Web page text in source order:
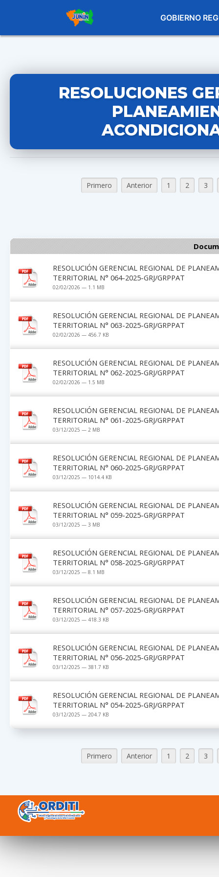
GOBIERNO
RESOLUCIONES
Primero Anterior 1 2 3
RESOLUCIÓN GERENCIAL REGIONAL DE
TERRITORIAL N° 064-2025-GRJ/GRPPAT
02/02/2026 — 1.1 MB
RESOLUCIÓN GERENCIAL REGIONAL DE
TERRITORIAL N° 063-2025-GRJ/GRPPAT
02/02/2026 — 456.7 KB
RESOLUCIÓN GERENCIAL REGIONAL DE
TERRITORIAL N° 062-2025-GRJ/GRPPAT
02/02/2026 — 1.5 MB
RESOLUCIÓN GERENCIAL REGIONAL DE
TERRITORIAL N° 061-2025-GRJ/GRPPAT
03/12/2025 — 2 MB
RESOLUCIÓN GERENCIAL REGIONAL DE
TERRITORIAL N° 060-2025-GRJ/GRPPAT
03/12/2025 — 1014.4 KB
RESOLUCIÓN GERENCIAL REGIONAL DE
TERRITORIAL N° 059-2025-GRJ/GRPPAT
03/12/2025 — 3 MB
RESOLUCIÓN GERENCIAL REGIONAL DE
TERRITORIAL N° 058-2025-GRJ/GRPPAT
03/12/2025 — 8.1 MB
RESOLUCIÓN GERENCIAL REGIONAL DE
TERRITORIAL N° 057-2025-GRJ/GRPPAT
03/12/2025 — 418.3 KB
RESOLUCIÓN GERENCIAL REGIONAL DE
TERRITORIAL N° 056-2025-GRJ/GRPPAT
03/12/2025 — 381.7 KB
RESOLUCIÓN GERENCIAL REGIONAL DE
TERRITORIAL N° 054-2025-GRJ/GRPPAT
03/12/2025 — 204.7 KB
Primero Anterior 1 2 3